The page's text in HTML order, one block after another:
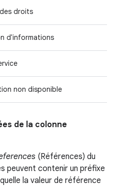
droits
d'informations
non disponible
de la colonne
(Références) du
peuvent contenir un préfixe
la valeur de référence